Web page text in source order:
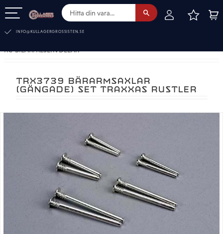
INFO@KULLAGERGROSSISTEN.SE
RC-BILAR. RESERVDELAR
TRX3739 BÄRARMSAXLAR
(GÄNGADE) SET TRAXXAS RUSTLER